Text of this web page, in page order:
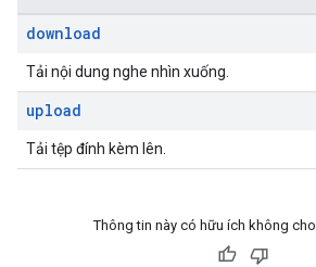
download
Tải nội dung nghe nhìn xuống.
upload
Tải tệp đính kèm lên.
Thông tin này có hữu ích không